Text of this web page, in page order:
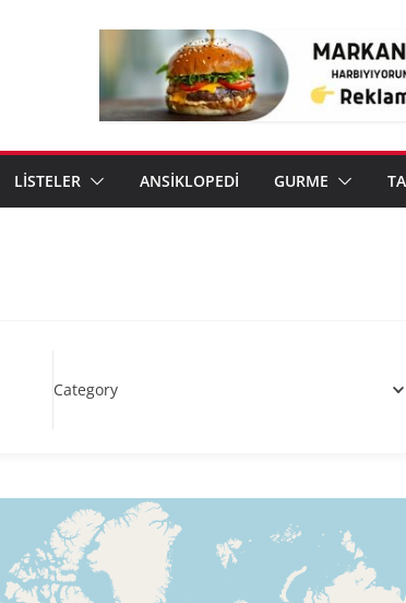
LİSTELER ANSİKLOPEDİ GURME
Category